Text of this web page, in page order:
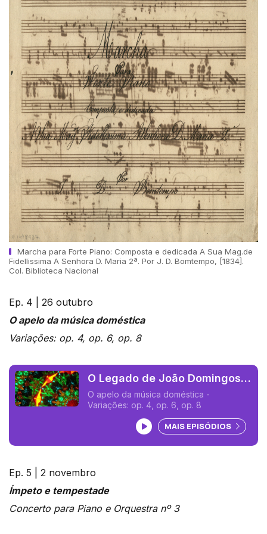
Marcha para Forte Piano: Composta e dedicada A Sua Mag.de
Fidellissima A Senhora D. Maria 2ª. Por J. D. Bomtempo, [1834].
Col. Biblioteca Nacional
Ep. 4 | 26 outubro
O apelo da música doméstica
Variações: op. 4, op. 6, op. 8
O Legado de João Domingos
Bomtempo 04 (João Pedro
Delgado)
O apelo da música doméstica -
Variações: op. 4, op. 6, op. 8
Ouvir podcast
MAIS EPISÓDIOS
Ep. 5 | 2 novembro
Ímpeto e tempestade
Concerto para Piano e Orquestra nº 3